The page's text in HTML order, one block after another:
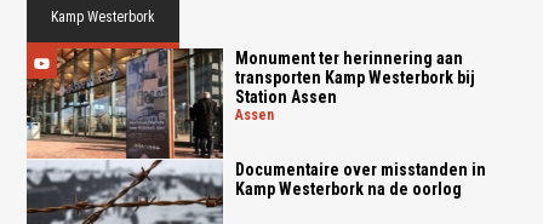
Kamp Westerbork
Monument ter herinnering aan
transporten Kamp Westerbork bij
Station Assen
assen
Documentaire over misstanden in
Kamp Westerbork na de oorlog